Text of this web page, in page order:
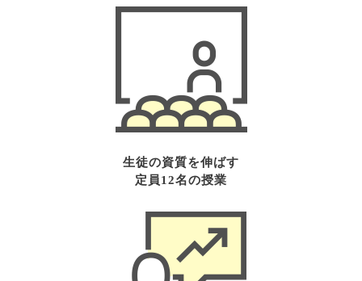
生徒の資質を伸ばす
​​​​​​​定員12名の授業